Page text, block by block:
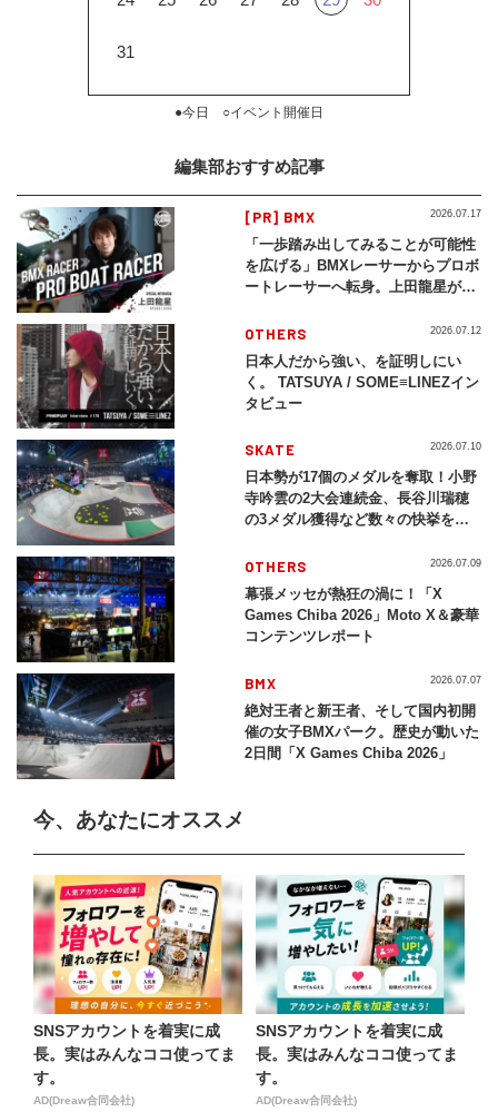
31
●今日 ○イベント開催日
編集部おすすめ記事
[PR] BMX
「一歩踏み出してみることが可能性
を広げる」BMXレーサーからプロボ
ートレーサーへ転身。上田龍星が体
2026.07.17
OTHERS
日本人だから強い、を証明しにい
く。 TATSUYA / SOME≡LINEZイン
タビュー
2026.07.12
SKATE
日本勢が17個のメダルを奪取！小野
寺吟雲の2大会連続金、長谷川瑞穂
の3メダル獲得など数々の快挙をプ
2026」
2026.07.10
OTHERS
幕張メッセが熱狂の渦に！「X
Games Chiba 2026」Moto X＆豪華
コンテンツレポート
2026.07.09
BMX
絶対王者と新王者、そして国内初開
催の女子BMXパーク。歴史が動いた
2日間「X Games Chiba 2026」
2026.07.07
今、あなたにオススメ
SNSアカウントを着実に成
長。実はみんなココ使ってま
す。
AD(Dreaw合同会社)
SNSアカウントを着実に成
長。実はみんなココ使ってま
す。
AD(Dreaw合同会社)